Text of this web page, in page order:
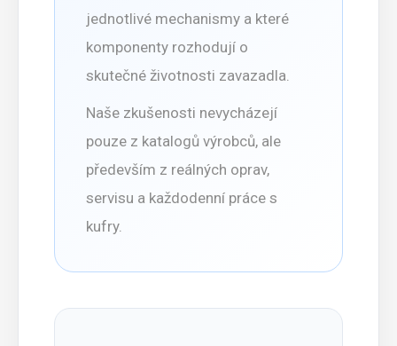
jednotlivé mechanismy a které
komponenty rozhodují o
skutečné životnosti zavazadla.
Naše zkušenosti nevycházejí
pouze z katalogů výrobců, ale
především z reálných oprav,
servisu a každodenní práce s
kufry.